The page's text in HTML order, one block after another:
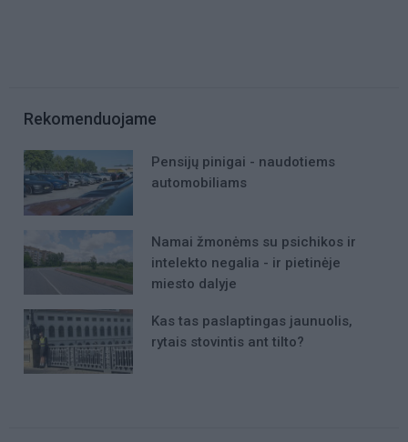
Rekomenduojame
Pensijų pinigai - naudotiems
automobiliams
Namai žmonėms su psichikos ir
intelekto negalia - ir pietinėje
miesto dalyje
Kas tas paslaptingas jaunuolis,
rytais stovintis ant tilto?